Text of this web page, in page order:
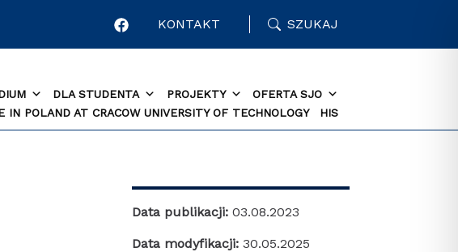
KONTAKT SZUKAJ
DLA STUDENTA PROJEKTY
OFERTA SJO
IN POLAND AT CRACOW UNIVERSITY OF TECHNOLOGY
HIS
Data publikacji: 03.08.2023
Data modyfikacji: 30.05.2025